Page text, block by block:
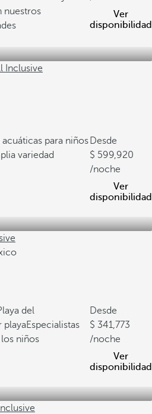
nuestros
Ver
disponibilidad
Inclusive
para niños
variedad
Desde
599,920
/noche
Ver
disponibilidad
del
playaEspecialistas
niños
Desde
341,773
/noche
Ver
disponibilidad